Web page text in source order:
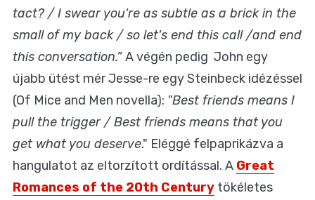
tact? / I swear you're as subtle as a brick in the
small of my back / so let's end this call /and end
this conversation.”A végén pedig John egy
újabb ütést mér Jesse-re egy Steinbeck idézéssel
(Of Mice and Men novella): "Best friends means I
pull the trigger / Best friends means that you
get what you deserve." Eléggé felpaprikázva a
hangulatot az eltorzított ordítással. A Great
Romances of the 20th Century tökéletes